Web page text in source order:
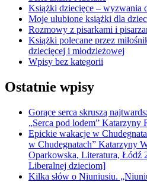
Książki dziecięce – wyzwania
Moje ulubione książki dla
Rozmowy z pisarkami i
Książki polecane przez
dziecięcej i młodzieżowej
Wpisy bez kategorii
Ostatnie wpisy
Gorące serca skruszą
„Serca pod lodem”
Epickie wakacje w
w Chudegnatach” Katarzyny
Oparkowska, Literatura, Łódź
Liberalnej dzieciom]
Kilka słów o Niuniusiu.